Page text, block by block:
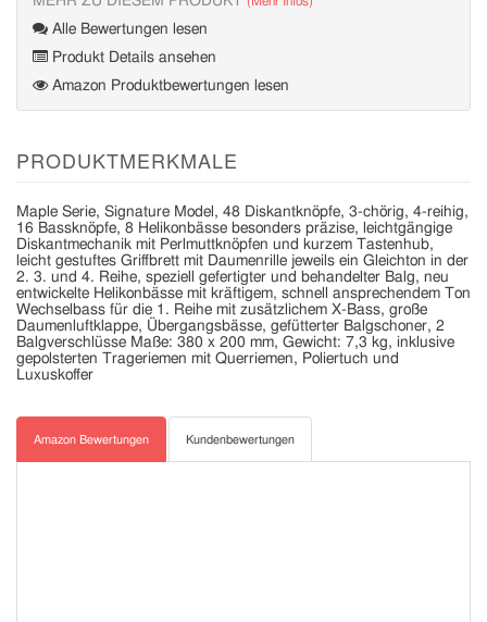
Alle Bewertungen lesen
Produkt Details ansehen
Amazon Produktbewertungen lesen
PRODUKTMERKMALE
Maple Serie, Signature Model, 48 Diskantknöpfe, 3-chörig, 4-reihig,
16 Bassknöpfe, 8 Helikonbässe besonders präzise, leichtgängige
Diskantmechanik mit Perlmuttknöpfen und kurzem Tastenhub,
leicht gestuftes Griffbrett mit Daumenrille jeweils ein Gleichton in der
2. 3. und 4. Reihe, speziell gefertigter und behandelter Balg, neu
entwickelte Helikonbässe mit kräftigem, schnell ansprechendem Ton
Wechselbass für die 1. Reihe mit zusätzlichem X-Bass, große
Daumenluftklappe, Übergangsbässe, gefütterter Balgschoner, 2
Balgverschlüsse Maße: 380 x 200 mm, Gewicht: 7,3 kg, inklusive
gepolsterten Trageriemen mit Querriemen, Poliertuch und
Luxuskoffer
Amazon Bewertungen Kundenbewertungen